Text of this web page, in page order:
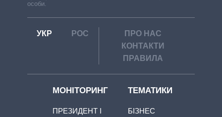
особи.
УКР РОС
ПРО НАС
КОНТАКТИ
ПРАВИЛА
МОНІТОРИНГ
ПРЕЗИДЕНТ І
ТЕМАТИКИ
БІЗНЕС